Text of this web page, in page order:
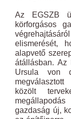
Az EGSZB
körforgásos
elismerését,
alapvető
átállásban. Az
Ursula von
közölt
gazdaság új,